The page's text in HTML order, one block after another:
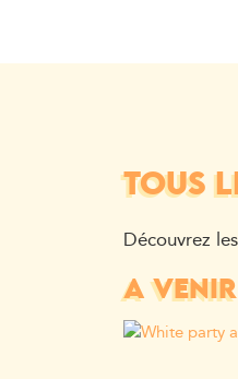
TOUS
Découvrez
A VENIR